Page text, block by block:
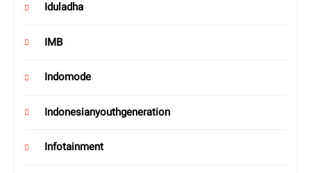
Iduladha
IMB
Indomode
Indonesianyouthgeneration
Infotainment